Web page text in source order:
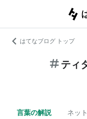
はてなブログ トップ
ティ
言葉の解説 ネッ